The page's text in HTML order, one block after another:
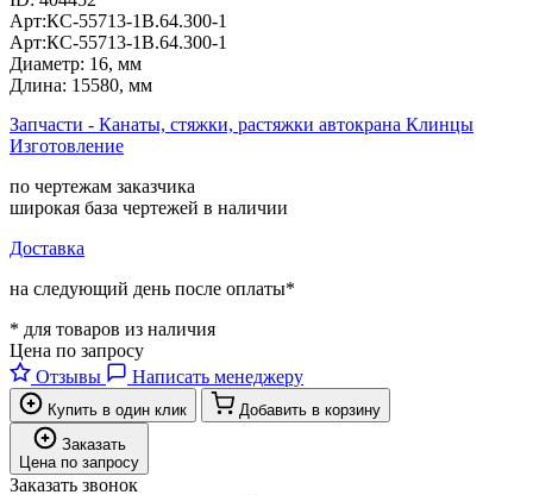
Арт:КС-55713-1В.64.300-1
Арт:КС-55713-1В.64.300-1
Диаметр: 16, мм
Длина: 15580, мм
Запчасти - Канаты, стяжки, растяжки автокрана Клинцы
Изготовление
по чертежам заказчика
широкая база чертежей в наличии
Доставка
на следующий день после оплаты*
* для товаров из наличия
Цена по запросу
Отзывы
Написать менеджеру
Купить в один клик
Добавить в корзину
Заказать
Цена по запросу
Заказать звонок